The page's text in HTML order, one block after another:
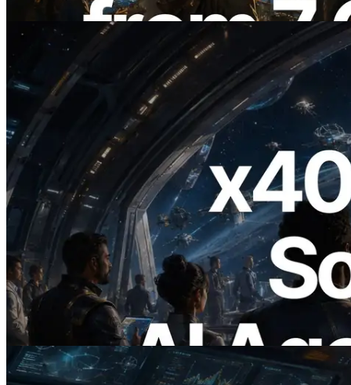
2026.07.04
ERPC lança Solana RPC com suporte a
x402 — A era em que agentes de IA
pagam sob demanda pelas APIs de que
precisam
Ler este artigo